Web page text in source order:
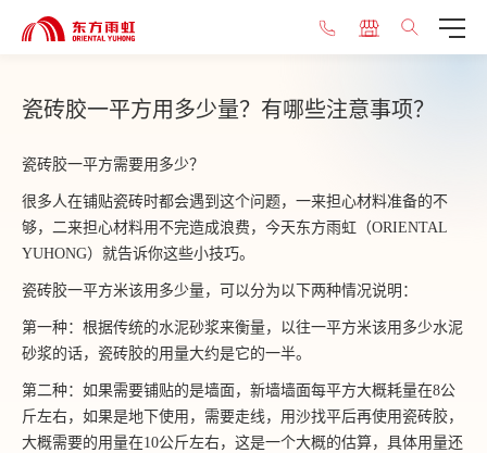
瓷砖胶一平方用多少量？有哪些注意事项？
瓷砖胶一平方需要用多少？
很多人在铺贴瓷砖时都会遇到这个问题，一来担心材料准备的不
够，二来担心材料用不完造成浪费，今天东方雨虹（ORIENTAL
YUHONG）就告诉你这些小技巧。
瓷砖胶一平方米该用多少量，可以分为以下两种情况说明：
第一种：根据传统的水泥砂浆来衡量，以往一平方米该用多少水泥
砂浆的话，瓷砖胶的用量大约是它的一半。
第二种：如果需要铺贴的是墙面，新墙墙面每平方大概耗量在8公
斤左右，如果是地下使用，需要走线，用沙找平后再使用瓷砖胶，
大概需要的用量在10公斤左右，这是一个大概的估算，具体用量还